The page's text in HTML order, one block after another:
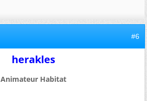
#6
herakles
Animateur Habitat